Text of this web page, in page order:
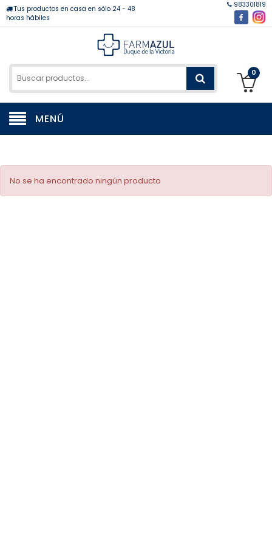
Tus productos en casa en sólo 24 - 48
horas hábiles
983301819
0
MENÚ
No se ha encontrado ningún producto